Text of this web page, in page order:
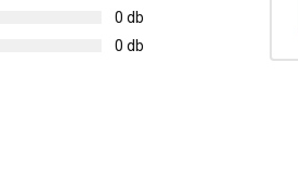
0 db
0 db